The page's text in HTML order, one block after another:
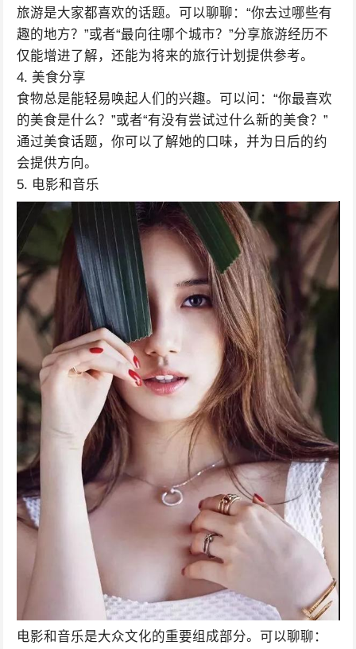
旅游是大家都喜欢的话题。可以聊聊：“你去过哪些有
趣的地方？”或者“最向往哪个城市？”分享旅游经历不
仅能增进了解，还能为将来的旅行计划提供参考。
4. 美食分享
食物总是能轻易唤起人们的兴趣。可以问：“你最喜欢
的美食是什么？”或者“有没有尝试过什么新的美食？”
通过美食话题，你可以了解她的口味，并为日后的约
会提供方向。
5. 电影和音乐
电影和音乐是大众文化的重要组成部分。可以聊聊：